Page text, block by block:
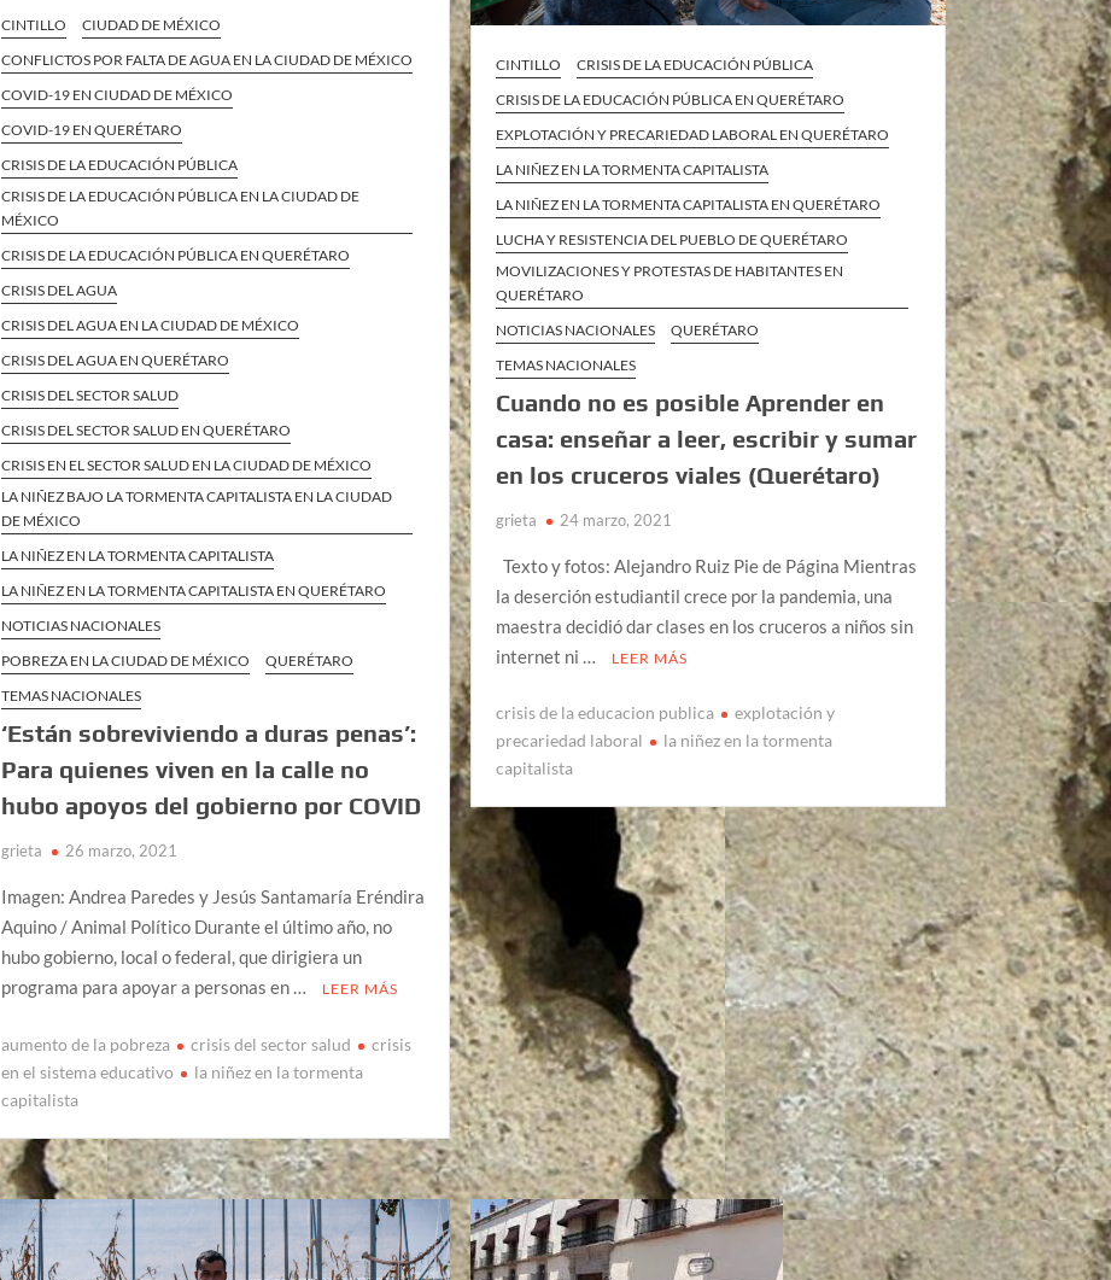
CINTILLO
CIUDAD DE MÉXICO
CONFLICTOS POR FALTA DE AGUA EN LA CIUDAD DE MÉXICO
COVID-19 EN CIUDAD DE MÉXICO
COVID-19 EN QUERÉTARO
CRISIS DE LA EDUCACIÓN PÚBLICA
CRISIS DE LA EDUCACIÓN PÚBLICA EN LA CIUDAD DE
MÉXICO
CRISIS DE LA EDUCACIÓN PÚBLICA EN QUERÉTARO
CRISIS DEL AGUA
CRISIS DEL AGUA EN LA CIUDAD DE MÉXICO
CRISIS DEL AGUA EN QUERÉTARO
CRISIS DEL SECTOR SALUD
CRISIS DEL SECTOR SALUD EN QUERÉTARO
CRISIS EN EL SECTOR SALUD EN LA CIUDAD DE MÉXICO
LA NIÑEZ BAJO LA TORMENTA CAPITALISTA EN LA CIUDAD
DE MÉXICO
LA NIÑEZ EN LA TORMENTA CAPITALISTA
LA NIÑEZ EN LA TORMENTA CAPITALISTA EN QUERÉTARO
NOTICIAS NACIONALES
POBREZA EN LA CIUDAD DE MÉXICO
QUERÉTARO
TEMAS NACIONALES
‘Están sobreviviendo a duras penas’:
Para quienes viven en la calle no
hubo apoyos del gobierno por COVID
grieta 26 marzo, 2021
Imagen: Andrea Paredes y Jesús Santamaría Eréndira
Aquino / Animal Político Durante el último año, no
hubo gobierno, local o federal, que dirigiera un
programa para apoyar a personas en …
LEER MÁS
aumento de la pobreza crisis del sector salud
crisis
en el sistema educativo
la niñez en la tormenta
capitalista
CINTILLO
CRISIS DE LA EDUCACIÓN PÚBLICA
CRISIS DE LA EDUCACIÓN PÚBLICA EN QUERÉTARO
EXPLOTACIÓN Y PRECARIEDAD LABORAL EN QUERÉTARO
LA NIÑEZ EN LA TORMENTA CAPITALISTA
LA NIÑEZ EN LA TORMENTA CAPITALISTA EN QUERÉTARO
LUCHA Y RESISTENCIA DEL PUEBLO DE QUERÉTARO
MOVILIZACIONES Y PROTESTAS DE HABITANTES EN
QUERÉTARO
NOTICIAS NACIONALES
QUERÉTARO
TEMAS NACIONALES
Cuando no es posible Aprender en
casa: enseñar a leer, escribir y sumar
en los cruceros viales (Querétaro)
grieta 24 marzo, 2021
Texto y fotos: Alejandro Ruiz Pie de Página Mientras
la deserción estudiantil crece por la pandemia, una
maestra decidió dar clases en los cruceros a niños sin
internet ni …
LEER MÁS
crisis de la educacion publica
explotación y
precariedad laboral
la niñez en la tormenta
capitalista